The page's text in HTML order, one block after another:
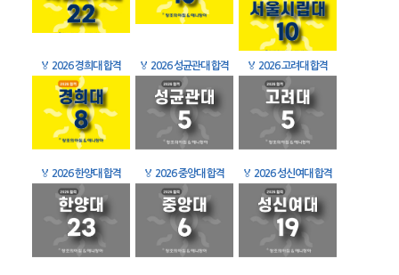
🏅 2026 경희대 합격 🏅 2026 성균관대 합격 🏅 2026 고려대 합격
🏅 2026 한양대 합격 🏅 2026 중앙대 합격 🏅 2026 성신여대 합격